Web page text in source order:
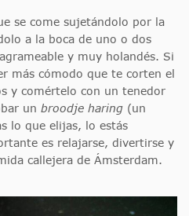
se come sujetándolo por la
a la boca de uno o dos
y muy holandés. Si
más cómodo que te corten el
y comértelo con un tenedor
un broodje haring (un
lo que elijas, lo estás
es relajarse, divertirse y
callejera de Ámsterdam.